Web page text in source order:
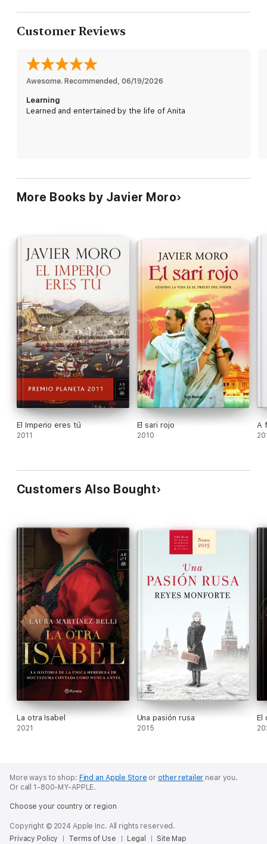
harenes de
Las mil y una noches
pasión por las joyas, los palacios, el flamenco, los caballos, los
«Si al final he escrito una novela —dice el autor—, no ha sido
por deseo de inventar nada, sino al contrario, para reflejar
la India, las prodigiosas extravagancias de los últimos maharajás
y la irresistible personalidad de Anita Delgado, fiel a sus
Customer Reviews
Awesome. Recommended , 06/19/2026
Learning
Learned and entertained by the life of Anita
More Books by Javier Moro
El Imperio eres tú
2011
El sari rojo
2010
A
Customers Also Bought
La otra Isabel
2021
Una pasión rusa
2015
El
More ways to shop: Find an Apple Store or other retailer near you.
Or call 1-800-MY-APPLE.
Choose your country or region
Copyright © 2024 Apple Inc. All rights reserved.
Privacy Policy
Terms of Use Legal Site Map